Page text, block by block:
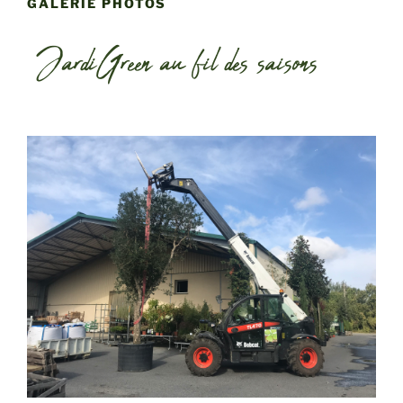
GALERIE PHOTOS
JardiGreen au fil des saisons